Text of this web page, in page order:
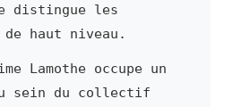
distingue les
haut niveau.
Lamothe occupe un
sein du collectif